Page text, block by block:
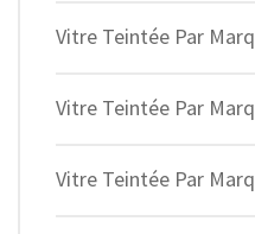
Vitre Teintée Par
Vitre Teintée Par
Vitre Teintée Par